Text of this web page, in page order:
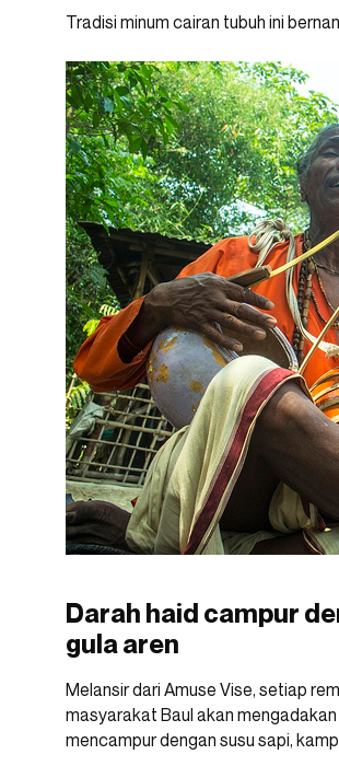
Tradisi minum cairan tubuh ini
Darah haid campur
gula aren
Melansir dari Amuse Vise, setiap
masyarakat Baul akan
mencampur dengan susu sapi,